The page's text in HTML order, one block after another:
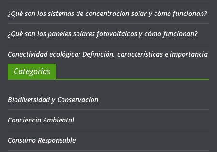
¿Qué son los sistemas de concentración solar y cómo funcionan?
¿Qué son los paneles solares fotovoltaicos y cómo funcionan?
Conectividad ecológica: Definición, características e importancia
Categorías
Biodiversidad y Conservación
Conciencia Ambiental
Consumo Responsable